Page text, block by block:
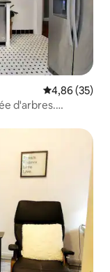
Évaluation
4,86 (35)
d'arbres.